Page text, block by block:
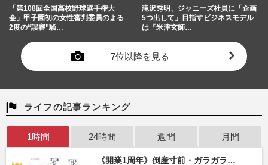
「第108回全国高校野球選手権大
会」甲子園初の女性審判委員のよる
2度の“誤審”騒…
滝沢秀明、ジャニーズ社員に「企画
5つ出して」目指すビジネスモデル
は『米津玄師…
7位以降を見る
ライフの記事ランキング
1時間 24時間 週間 月間
《開業1周年》倒産寸前・ガラガラ…